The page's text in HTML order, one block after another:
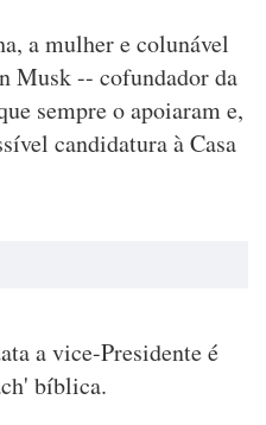
a mulher e colunável
Musk -- cofundador da
sempre o apoiaram e,
candidatura à Casa
a vice-Presidente é
bíblica.